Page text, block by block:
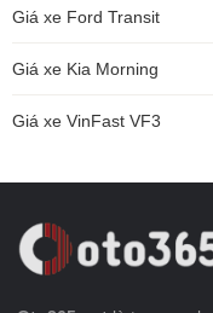
Giá xe Ford Transit
Giá xe Kia Morning
Giá xe VinFast VF3